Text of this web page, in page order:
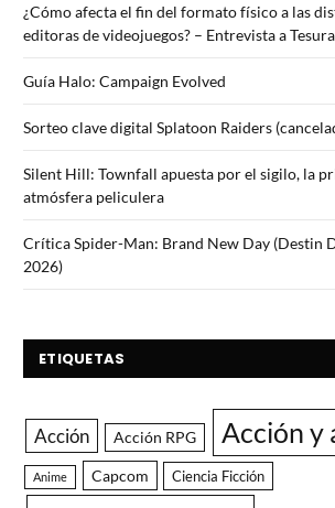
¿Cómo afecta el fin del formato físico a las
editoras de videojuegos? – Entrevista a
Guía Halo: Campaign Evolved
Sorteo clave digital Splatoon Raiders
Silent Hill: Townfall apuesta por el sigilo, la
atmósfera peliculera
Crítica Spider-Man: Brand New Day (Destin
2026)
ETIQUETAS
Acción Acción RPG Acción y
Anime Capcom Ciencia Ficción